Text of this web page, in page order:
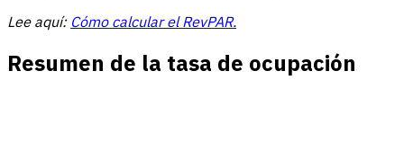
Lee aquí: Cómo calcular el RevPAR.
Resumen de la tasa de ocupación